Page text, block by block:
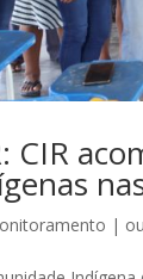
CIR
|